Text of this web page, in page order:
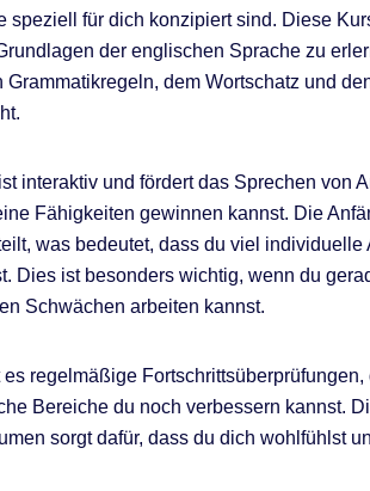
speziell für dich konzipiert sind. Diese
der englischen Sprache zu
Grammatikregeln, dem Wortschatz und
interaktiv und fördert das Sprechen von
Fähigkeiten gewinnen kannst. Die
was bedeutet, dass du viel individuelle
Dies ist besonders wichtig, wenn du
Schwächen arbeiten kannst.
regelmäßige
Bereiche du noch verbessern kannst.
sorgt dafür, dass du dich wohlfühlst